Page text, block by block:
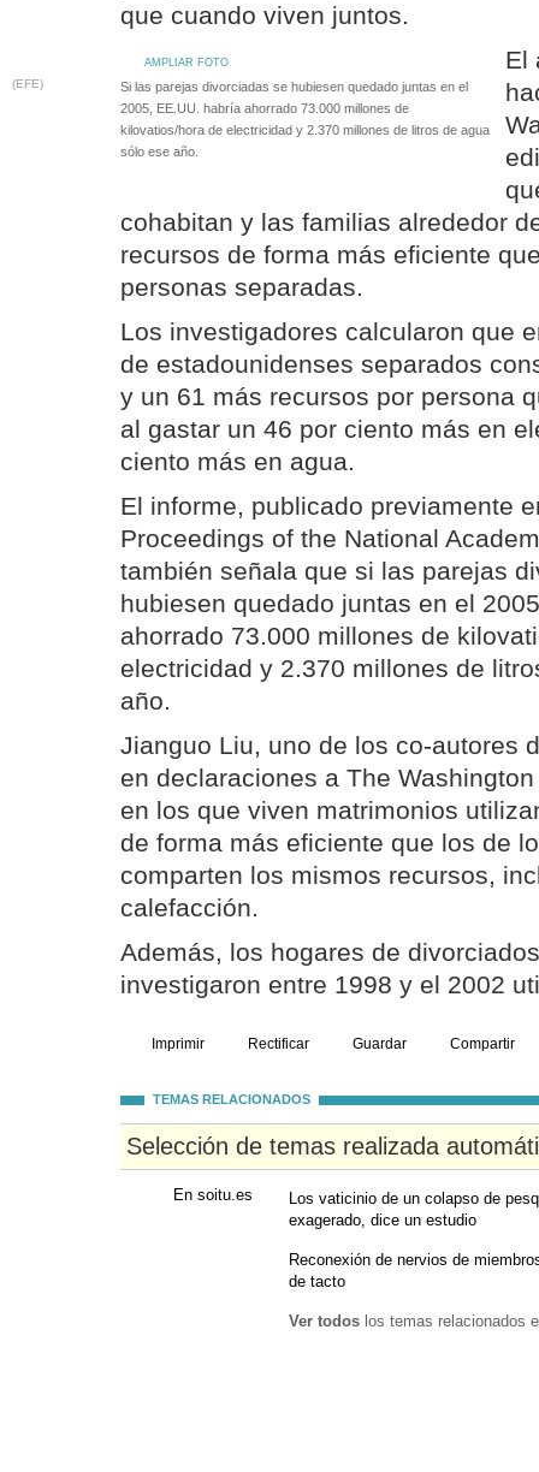
que cuando viven juntos.
AMPLIAR FOTO
(EFE)
Si las parejas divorciadas se hubiesen quedado juntas en el
2005, EE.UU. habría ahorrado 73.000 millones de
kilovatios/hora de electricidad y 2.370 millones de litros de agua
sólo ese año.
El
cohabitan y las familias alrededor
recursos de forma más eficiente
personas separadas.
Los investigadores calcularon que
de estadounidenses separados
y un 61 más recursos por persona
al gastar un 46 por ciento más en
ciento más en agua.
El informe, publicado previamente
Proceedings of the National
también señala que si las parejas
hubiesen quedado juntas en el
ahorrado 73.000 millones de
electricidad y 2.370 millones de
año.
Jianguo Liu, uno de los co-autores
en declaraciones a The
en los que viven matrimonios
de forma más eficiente que los de
comparten los mismos recursos,
calefacción.
Además, los hogares de
investigaron entre 1998 y el 2002
Imprimir Rectificar Guardar Compartir
TEMAS RELACIONADOS
Selección de temas realizada
En soitu.es
Los vaticinio de un colapso de
exagerado, dice un estudio
Reconexión de nervios de
de tacto
Ver todos los temas relacionados